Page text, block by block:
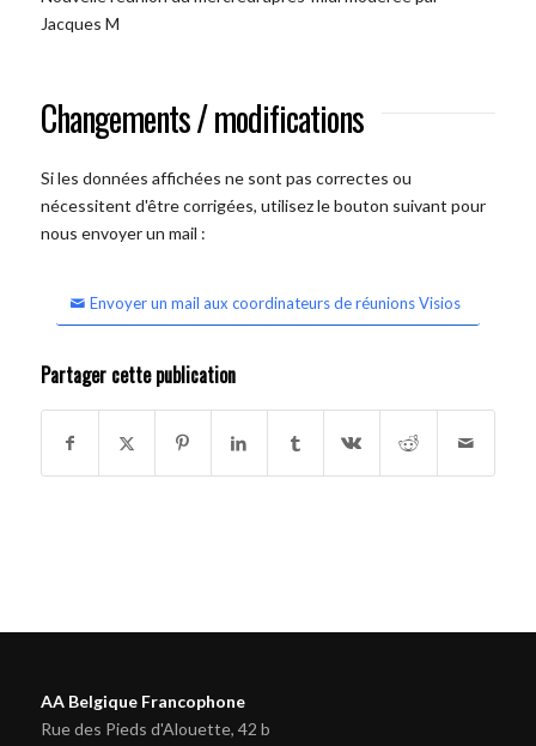
Jacques M
Changements / modifications
Si les données affichées ne sont pas correctes ou
nécessitent d'être corrigées, utilisez le bouton suivant pour
nous envoyer un mail :
Envoyer un mail aux coordinateurs de réunions Visios
Partager cette publication
AA Belgique Francophone
Rue des Pieds d'Alouette, 42 b